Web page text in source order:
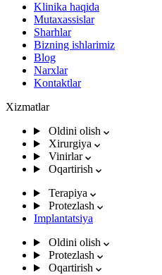
Klinika haqida
Mutaxassislar
Sharhlar
Bizning ishlarimiz
Blog
Narxlar
Kontaktlar
Xizmatlar
Oldini olish
Xirurgiya
Vinirlar
Oqartirish
Terapiya
Protezlash
Implantatsiya
Oldini olish
Protezlash
Oqartirish